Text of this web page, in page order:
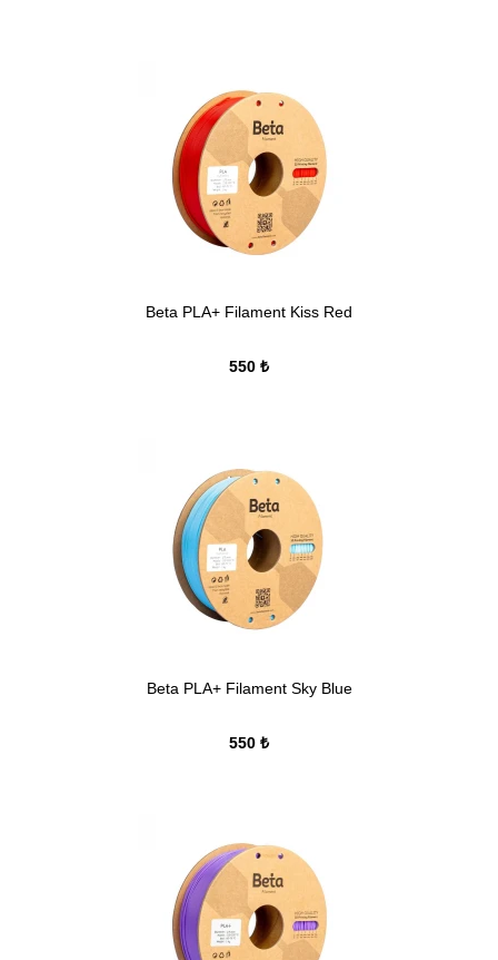
Beta PLA+ Filament Kiss Red
550 ₺
Beta PLA+ Filament Sky Blue
550 ₺